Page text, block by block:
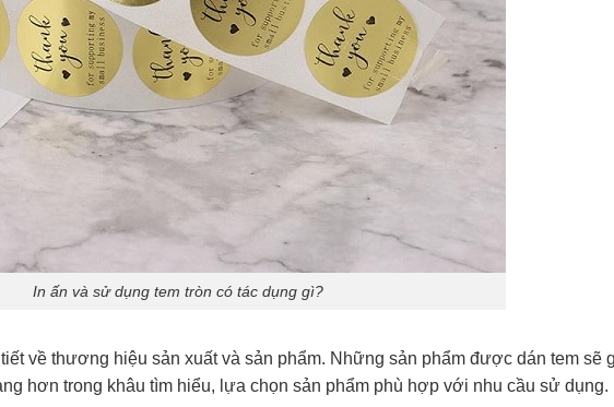
In ấn và sử dụng tem tròn có tác dụng gì?
về thương hiệu sản xuất và sản phẩm. Những sản phẩm được dán tem sẽ
hơn trong khâu tìm hiểu, lựa chọn sản phẩm phù hợp với nhu cầu sử dụng.